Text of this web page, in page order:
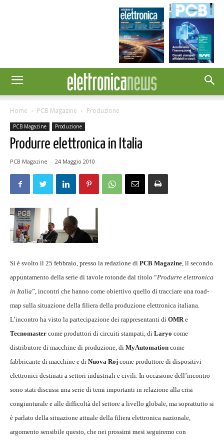
Home PCB Magazine Produzione
PCB Magazine Produzione
Produrre elettronica in Italia
PCB Magazine - 24 Maggio 2010
Si è svolto il 25 febbraio, presso la redazione di PCB Magazine, il secondo
appuntamento della serie di tavole rotonde dal titolo “Produrre elettronica
in Italia”, incontri che hanno come obiettivo quello di tracciare una road-
map sulla situazione della filiera della produzione elettronica italiana.
L’incontro ha visto la partecipazione dei rappresentanti di OMRe
Tecnomaster come produttori di circuiti stampati, di Laryo come
distributore di macchine di produzione, di MyAutomation come
fabbricante di macchine e di Nuova Roj come produttore di dispositivi
elettronici destinati a settori industriali e civili. In occasione dell’incontro
sono stati discussi una serie di temi importanti in relazione alla crisi
congiunturale e alle difficoltà del settore a livello globale, ma soprattutto si
è parlato della situazione attuale della filiera elettronica nazionale,
argomento sensibile questo, che nei prossimi mesi seguiremo con